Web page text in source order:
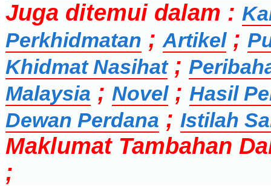
Juga ditemui dalam :
Perkhidmatan ; Artikel;
Khidmat Nasihat;
Malaysia ; Novel; Hasil
Dewan Perdana ; Istilah
Maklumat Tambahan
;